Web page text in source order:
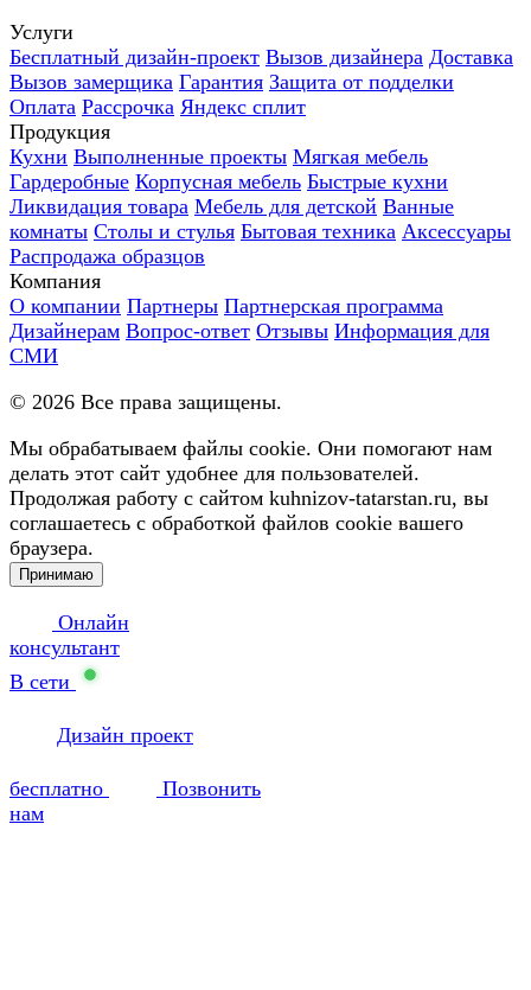
Услуги
Бесплатный дизайн-проект Вызов дизайнера Доставка
Вызов замерщика Гарантия Защита от подделки
Оплата Рассрочка Яндекс сплит
Продукция
Кухни Выполненные проекты Мягкая мебель
Гардеробные Корпусная мебель Быстрые кухни
Ликвидация товара Мебель для детской Ванные
комнаты Столы и стулья Бытовая техника Аксессуары
Распродажа образцов
Компания
О компании Партнеры Партнерская программа
Дизайнерам Вопрос-ответ Отзывы Информация для
СМИ
© 2026 Все права защищены.
Мы обрабатываем файлы cookie. Они помогают нам
делать этот сайт удобнее для пользователей.
Продолжая работу с сайтом kuhnizov-tatarstan.ru, вы
соглашаетесь с обработкой файлов cookie вашего
браузера.
Принимаю
Онлайн
консультант
В сети
Дизайн проект
бесплатно
Позвонить
нам